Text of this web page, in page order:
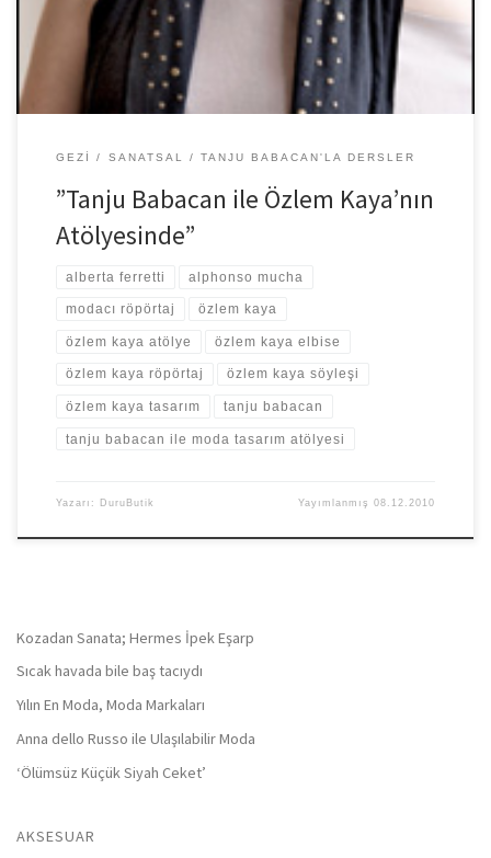
GEZI SANATSAL TANJU BABACAN'LA DERSLER
”Tanju Babacan ile Özlem Kaya’nın
Atölyesinde”
alberta ferretti alphonso mucha
modacı röpörtaj özlem kaya
özlem kaya atölye özlem kaya elbise
özlem kaya röpörtaj özlem kaya söyleşi
özlem kaya tasarım tanju babacan
tanju babacan ile moda tasarım atölyesi
Yazarı: DuruButik Yayımlanmış08.12.2010
Kozadan Sanata; Hermes İpek Eşarp
Sıcak havada bile baş tacıydı
Yılın En Moda, Moda Markaları
Anna dello Russo ile Ulaşılabilir Moda
‘Ölümsüz Küçük Siyah Ceket’
AKSESUAR